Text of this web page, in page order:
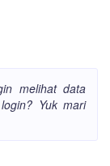
melihat data
Yuk mari